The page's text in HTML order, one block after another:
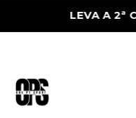
LEVA A 2ª